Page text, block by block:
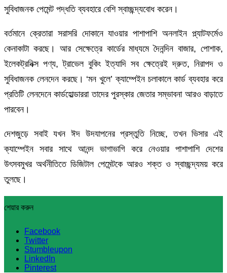
সুবিধাজনক পেমেন্ট পদ্ধতি ব্যবহারে বেশি স্বাচ্ছন্দ্যবোধ করেন।
বর্তমানে ক্রেতারা সরাসরি দোকানে যাওয়ার পাশাপাশি অনলাইন প্ল্যাটফর্মেও
কেনাকাটা করছে। আর সেক্ষেত্রে কার্ডের মাধ্যমে দৈনন্দিন বাজার, পোশাক,
ইলেকট্রনিক্স পণ্য, ট্রাভেল বুকিং ইত্যাদি সব ক্ষেত্রেই দ্রুত, নিরাপদ ও
সুবিধাজনক লেনদেন করছে। ‘মন খুলে’ ক্যাম্পেইন চলাকালে কার্ড ব্যবহার করে
প্রতিটি লেনদেনে কার্ডহোল্ডাররা তাদের পুরস্কার জেতার সম্ভাবনা আরও বাড়াতে
পারবেন।
দেশজুড়ে সবাই যখন ঈদ উদযাপনের প্রস্তুতি নিচ্ছে, তখন ভিসার এই
ক্যাম্পেইন সবার সাথে আনন্দ ভাগাভাগি করে নেওয়ার পাশাপাশি দেশের
উৎসবমুখর অর্থনীতিতে ডিজিটাল পেমেন্টকে আরও শক্ত ও স্বাচ্ছন্দ্যময় করে
তুলছে।
শেয়ার করুন
Facebook
Twitter
Stumbleupon
LinkedIn
Pinterest